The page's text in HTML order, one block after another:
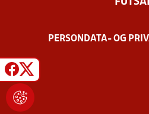
PERSONDATA- OG